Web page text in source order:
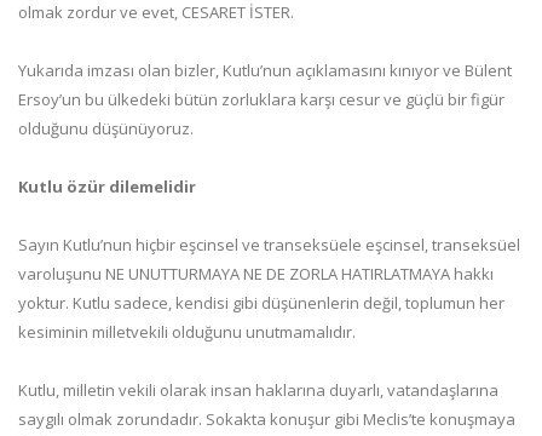
olmak zordur ve evet, CESARET İSTER.
Yukarıda imzası olan bizler, Kutlu’nun açıklamasını kınıyor ve Bülent
Ersoy’un bu ülkedeki bütün zorluklara karşı cesur ve güçlü bir figür
olduğunu düşünüyoruz.
Kutlu özür dilemelidir
Sayın Kutlu’nun hiçbir eşcinsel ve transeksüele eşcinsel, transeksüel
varoluşunu NE UNUTTURMAYA NE DE ZORLA HATIRLATMAYA hakkı
yoktur. Kutlu sadece, kendisi gibi düşünenlerin değil, toplumun her
kesiminin milletvekili olduğunu unutmamalıdır.
Kutlu, milletin vekili olarak insan haklarına duyarlı, vatandaşlarına
saygılı olmak zorundadır. Sokakta konuşur gibi Meclis’te konuşmaya